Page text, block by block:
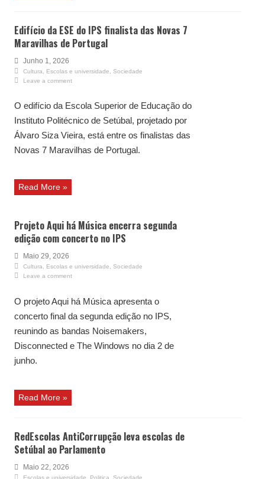
Edifício da ESE do IPS finalista das Novas 7
Maravilhas de Portugal
Junho 1, 2026
Cultura Escolas e universidade
Sociedade
Leave a comment
O edifício da Escola Superior de Educação do
Instituto Politécnico de Setúbal, projetado por
Álvaro Siza Vieira, está entre os finalistas das
Novas 7 Maravilhas de Portugal.
Read More »
Projeto Aqui há Música encerra segunda
edição com concerto no IPS
Maio 29, 2026
Cultura, Escolas e universidade, Sociedade
Leave a comment
O projeto Aqui há Música apresenta o
concerto final da segunda edição no IPS,
reunindo as bandas Noisemakers,
Disconnected e The Windows no dia 2 de
junho.
Read More »
RedEscolas AntiCorrupção leva escolas de
Setúbal ao Parlamento
Maio 22, 2026
Escolas e universidade Politica Sociedade